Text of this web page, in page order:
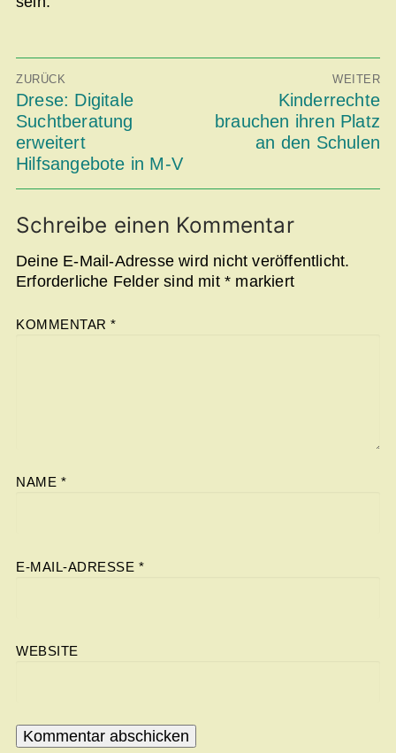
Beitragsnavigation
ZURÜCK
Vorheriger
Beitrag:
Drese: Digitale
Suchtberatung
erweitert
Hilfsangebote in M-V
WEITER
Nächster
Beitrag:
Kinderrechte
brauchen ihren Platz
an den Schulen
Schreibe einen Kommentar
Deine E-Mail-Adresse wird nicht veröffentlicht.
Erforderliche Felder sind mit * markiert
KOMMENTAR *
NAME *
E-MAIL-ADRESSE *
WEBSITE